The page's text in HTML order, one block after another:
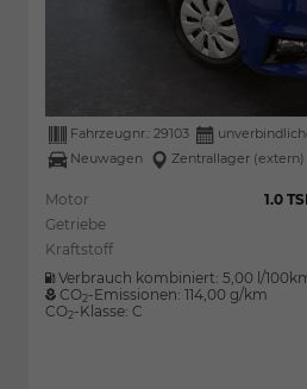
Fahrzeugnr.: 29103
Neuwagen
Zentrallager (extern)
Motor
1.0
Getriebe
Kraftstoff
Verbrauch kombiniert: 5,00 l/
CO2-Emissionen: 114,00 g/km
CO2-Klasse: C